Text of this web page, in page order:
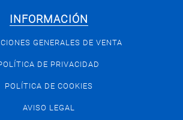
INFORMACIÓN
GENERALES DE VENTA
DE PRIVACIDAD
POLÍTICA DE COOKIES
AVISO LEGAL